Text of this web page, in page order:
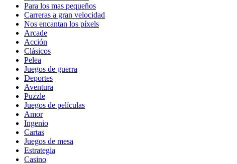
Para los mas pequeños
Carreras a gran velocidad
Nos encantan los píxels
Arcade
Acción
Clásicos
Pelea
Juegos de guerra
Deportes
Aventura
Puzzle
Juegos de películas
Amor
Ingenio
Cartas
Juegos de mesa
Estrategia
Casino